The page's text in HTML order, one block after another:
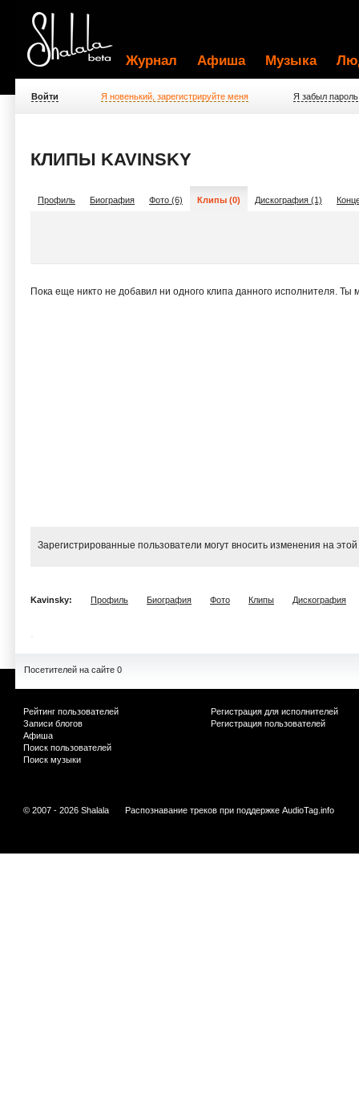
Журнал Афиша Музыка
Войти Я новенький, зарегистрируйте меня Я забыл пароль
КЛИПЫ KAVINSKY
Профиль Биография Фото (6) Клипы (0) Дискография (1)
Пока еще никто не добавил ни одного клипа данного исполнителя.
Зарегистрированные пользователи могут вносить изменения на
Kavinsky: Профиль Биография Фото Клипы Дискография
Посетителей на сайте 0
Рейтинг пользователей
Записи блогов
Афиша
Поиск пользователей
Поиск музыки
Регистрация для исполнителей
Регистрация пользователей
© 2007 - 2026 Shalala Распознавание треков при поддержке AudioTag.info